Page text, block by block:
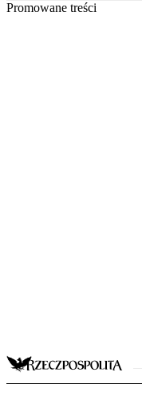
Promowane treści